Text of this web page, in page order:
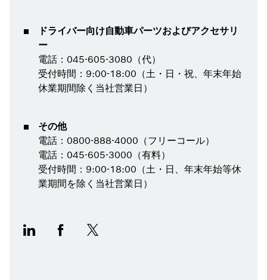
ドライバー向け自動車パーツおよびアクセサリ
ー
電話：045-605-3080（代）
受付時間：9:00-18:00（土・日・祝、年末年始
休業期間除く当社営業日）
その他
電話：0800-888-4000（フリーコール）
電話：045-605-3000（有料）
受付時間：9:00-18:00（土・日、年末年始等休
業期間を除く当社営業日）